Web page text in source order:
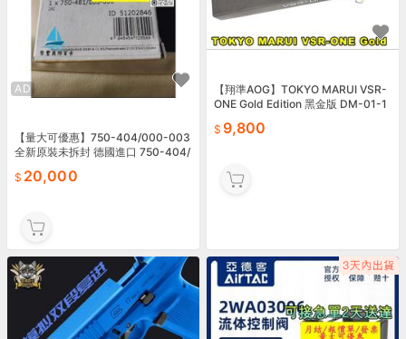
AD
【量大可優惠】750-404/000-003
全新原裝未拆封 德國進口 750-404/
20,000
【翔準AOG】TOKYO MARUI VSR-
ONE Gold Edition 黑金版 DM-01-1
9,800